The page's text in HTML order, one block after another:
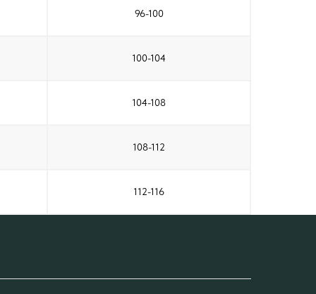
96-100
100-104
104-108
108-112
112-116